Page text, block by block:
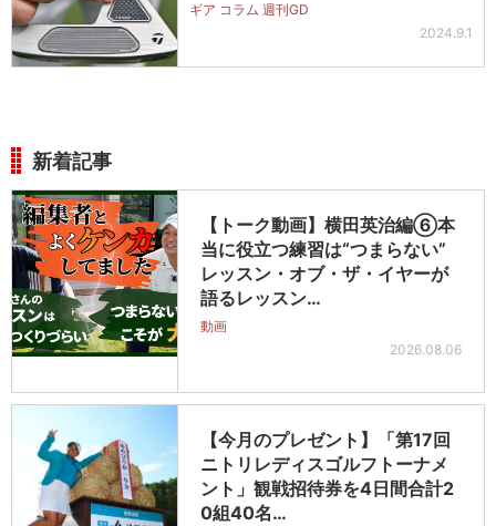
ギア コラム 週刊GD
2024.9.1
新着記事
【トーク動画】横田英治編⑥本
当に役立つ練習は“つまらない”
レッスン・オブ・ザ・イヤーが
語るレッスン…
動画
2026.08.06
【今月のプレゼント】「第17回
ニトリレディスゴルフトーナメ
ント」観戦招待券を4日間合計2
0組40名…